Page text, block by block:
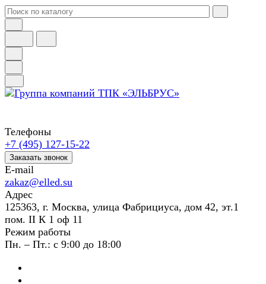
Телефоны
+7 (495) 127-15-22
Заказать звонок
E-mail
zakaz@elled.su
Адрес
125363, г. Москва, улица Фабрициуса, дом 42, эт.1
пом. II К 1 оф 11
Режим работы
Пн. – Пт.: с 9:00 до 18:00